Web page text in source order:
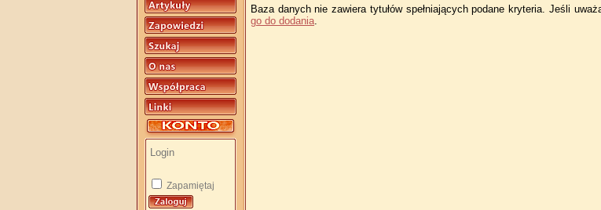
Zapamiętaj
Baza danych nie zawiera tytułów spełniających podane kryteria. Jeśli
go do dodania.